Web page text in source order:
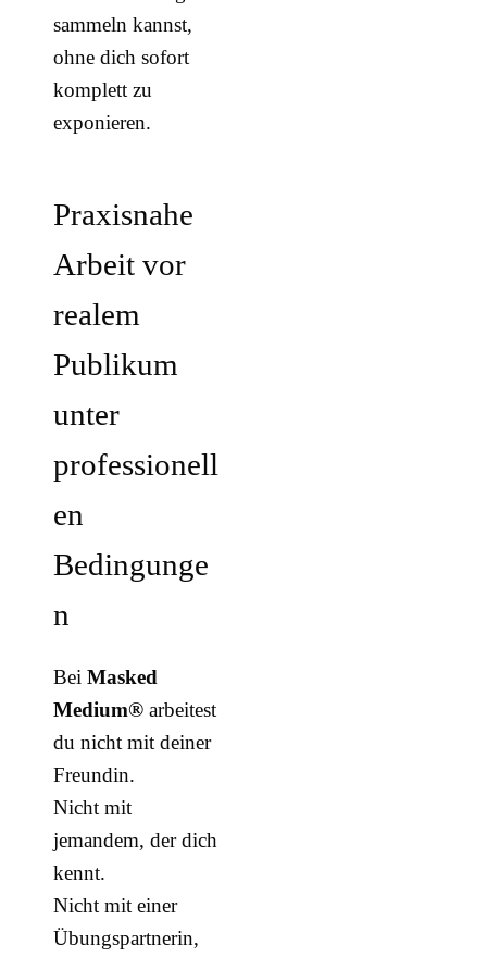
sammeln kannst,
ohne dich sofort
komplett zu
exponieren.
Praxisnahe
Arbeit vor
realem
Publikum
unter
professionell
en
Bedingunge
n
Bei Masked
Medium® arbeitest
du nicht mit deiner
Freundin.
Nicht mit
jemandem, der dich
kennt.
Nicht mit einer
Übungspartnerin,